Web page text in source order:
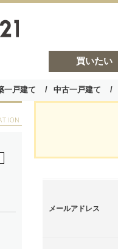
買いたい
一戸建て 中古一戸建て
メールアドレス